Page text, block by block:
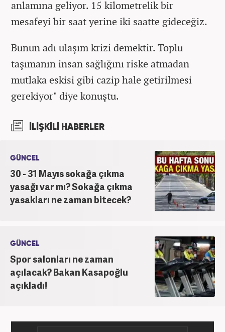
anlamına geliyor. 15 kilometrelik bir
mesafeyi bir saat yerine iki saatte gideceğiz.
Bunun adı ulaşım krizi demektir. Toplu
taşımanın insan sağlığını riske atmadan
mutlaka eskisi gibi cazip hale getirilmesi
gerekiyor" diye konuştu.
İLİŞKİLİ HABERLER
GÜNCEL
30 - 31 Mayıs sokağa çıkma
yasağı var mı? Sokağa çıkma
yasakları ne zaman bitecek?
GÜNCEL
Spor salonları ne zaman
açılacak? Bakan Kasapoğlu
açıkladı!